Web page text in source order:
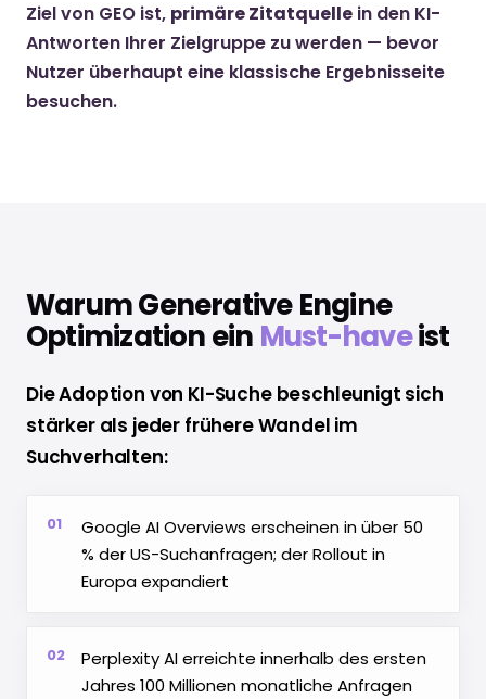
Ziel von GEO ist, primäre Zitatquelle in den KI-
Antworten Ihrer Zielgruppe zu werden — bevor
Nutzer überhaupt eine klassische Ergebnisseite
besuchen.
Warum Generative Engine
Optimization ein Must-haveist
Die Adoption von KI-Suche beschleunigt sich
stärker als jeder frühere Wandel im
Suchverhalten:
01
Google AI Overviews erscheinen in über 50
% der US-Suchanfragen; der Rollout in
Europa expandiert
02
Perplexity AI erreichte innerhalb des ersten
Jahres 100 Millionen monatliche Anfragen